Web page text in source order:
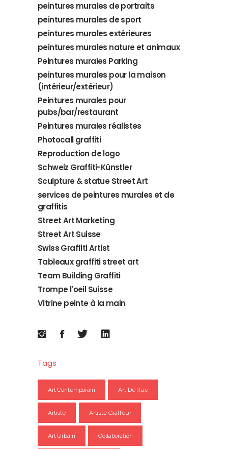
peintures murales de portraits
peintures murales de sport
peintures murales extérieures
peintures murales nature et animaux
Peintures murales Parking
peintures murales pour la maison
(intérieur/extérieur)
Peintures murales pour
pubs/bar/restaurant
Peintures murales réalistes
Photocall graffiti
Reproduction de logo
Schweiz Graffiti-Künstler
Sculpture & statue Street Art
services de peintures murales et de
graffitis
Street Art Marketing
Street Art Suisse
Swiss Graffiti Artist
Tableaux graffiti street art
Team Building Graffiti
Trompe l'oeil Suisse
Vitrine peinte à la main
Tags
Art Contemporain Art De Rue
Artiste Artiste Graffeur
Art Urbain Collaboration